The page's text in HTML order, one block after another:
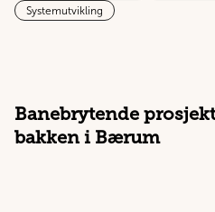
Systemutvikling
Banebrytende
bakken i Bærum